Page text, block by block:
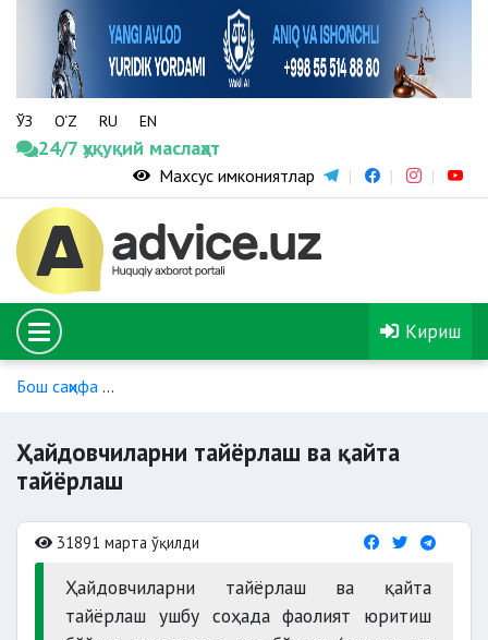
ЎЗ O‘Z RU EN
24/7 ҳуқуқий маслаҳат
Махсус имкониятлар
Кириш
Бош саҳифа
Ҳайдовчиларни тайёрлаш ва қайта
тайёрлаш
31891 марта ўқилди
Ҳайдовчиларни тайёрлаш ва қайта
тайёрлаш ушбу соҳада фаолият юритиш